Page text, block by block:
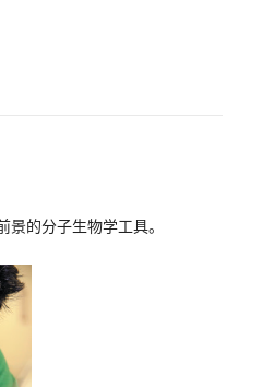
的分子生物学工具。